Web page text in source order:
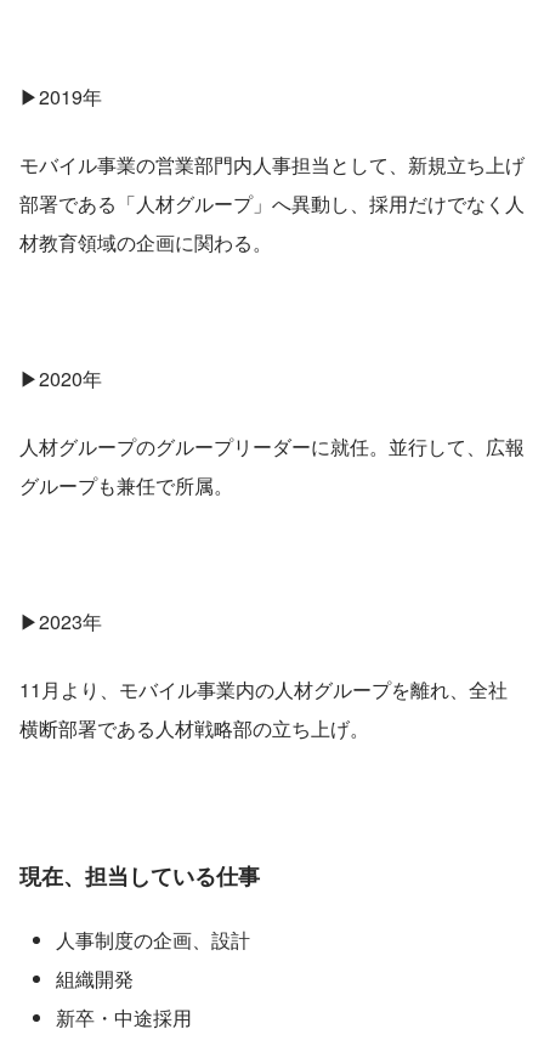
▶2019年
モバイル事業の営業部門内人事担当として、新規立ち上げ
部署である「人材グループ」へ異動し、採用だけでなく人
材教育領域の企画に関わる。
▶2020年
人材グループのグループリーダーに就任。並行して、広報
グループも兼任で所属。
▶2023年
11月より、モバイル事業内の人材グループを離れ、全社
横断部署である人材戦略部の立ち上げ。
現在、担当している仕事
人事制度の企画、設計
組織開発
新卒・中途採用